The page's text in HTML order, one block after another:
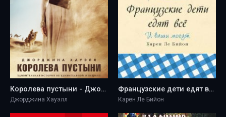
Королева пустыни - Джорджина Хауэлл
Джорджина Хауэлл
Французские дети едят все - Карен Ле Бийон
Карен Ле Бийон